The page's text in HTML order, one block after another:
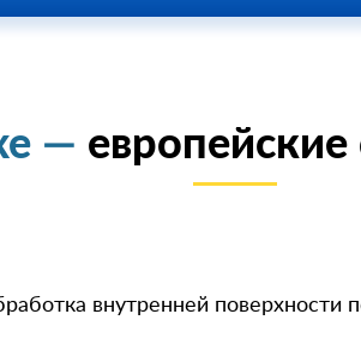
— европейские
внутренней поверхности